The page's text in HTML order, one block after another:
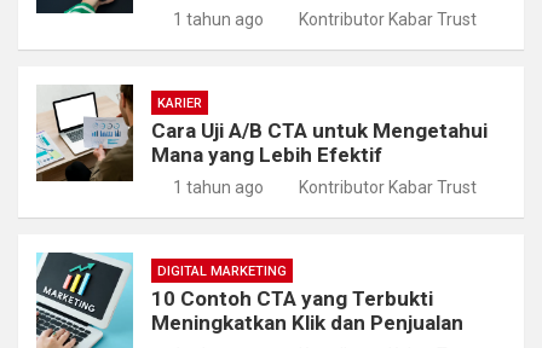
1 tahun ago Kontributor Kabar Trust
KARIER
Cara Uji A/B CTA untuk Mengetahui
Mana yang Lebih Efektif
1 tahun ago Kontributor Kabar Trust
DIGITAL MARKETING
10 Contoh CTA yang Terbukti
Meningkatkan Klik dan Penjualan